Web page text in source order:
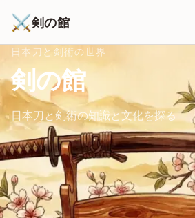
⚔剣の館
日本刀と剣術の世界
剣の館
日本刀と剣術の知識と文化を探る